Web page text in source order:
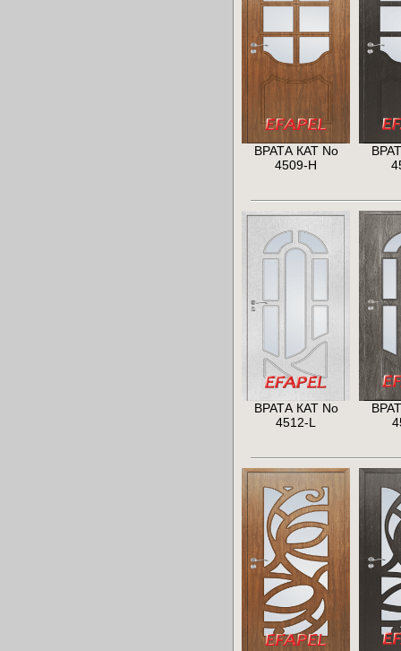
ВРАТА КАТ No
4509-H
ВРАТА КАТ No
4512-L